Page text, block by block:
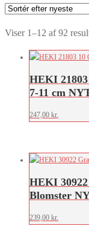
Viser 1–12 af 92
HEKI
7-11 cm
247,00 kr.
HEKI
Blomster
239,00 kr.